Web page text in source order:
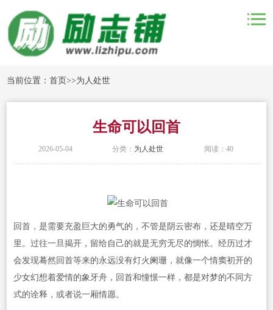
当前位置：首页>>为人处世
生命可以回首
2026-05-04 分类： 为人处世 阅读：40
回首，是需要充盈巨大的勇气的，不管是阴云密布，还是晴空万
里。过往一旦揭开，留给自己的就是无穷无尽的惆怅。经历过才
会发现蓦然回首等来的永远没有灯火阑珊，就像一个情窦初开的
少女幻想着爱情的象牙舟，回首和憧憬一样，都是对梦的不同方
式的诠释，或者说一厢情愿。